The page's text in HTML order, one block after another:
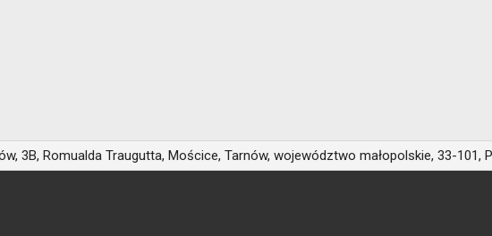
3B, Romualda Traugutta, Mościce, Tarnów, województwo małopolskie, 33-101,